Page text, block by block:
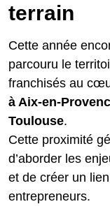
terrain
Cette année
parcouru le
franchisés au
à Aix-en-
Toulouse.
Cette proximité
d’aborder les
et de créer un
entrepreneurs.